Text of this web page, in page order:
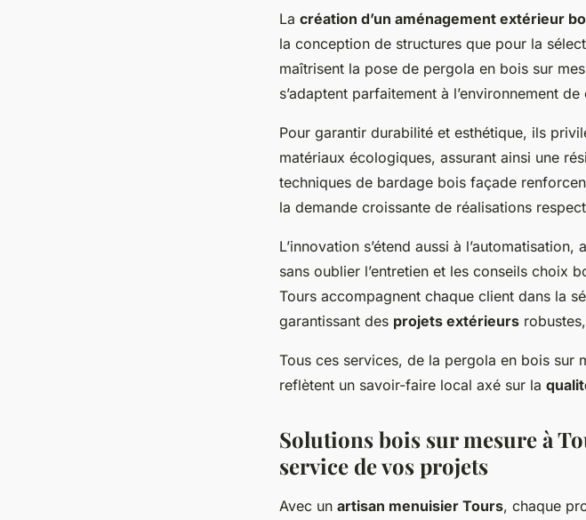
La création d’un aménagement extérieur
la conception de structures que pour la
maîtrisent la pose de pergola en bois sur
s’adaptent parfaitement à l’environnement
Pour garantir durabilité et esthétique, ils
matériaux écologiques, assurant ainsi une
techniques de bardage bois façade
la demande croissante de réalisations
L’innovation s’étend aussi à
sans oublier l’entretien et les conseils choix
Tours accompagnent chaque client dans la
garantissant des projets extérieurs
Tous ces services, de la pergola en bois sur
reflètent un savoir-faire local axé sur la
Solutions bois sur mesure à
service de vos projets
Avec un artisan menuisier Tours, chaque